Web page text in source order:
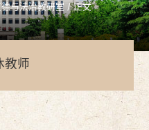
与法治教研室 /正文
教师